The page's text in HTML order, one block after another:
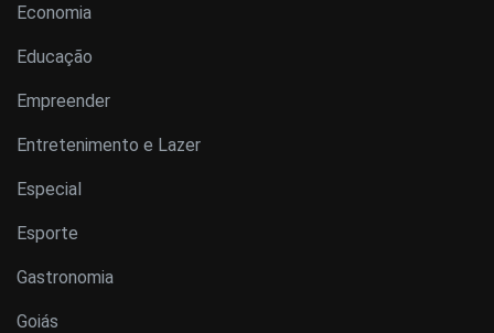
Economia
Educação
Empreender
Entretenimento e Lazer
Especial
Esporte
Gastronomia
Goiás